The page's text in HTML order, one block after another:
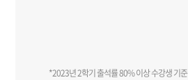
*2023년 2학기 출석률 80% 이상 수강생 기준